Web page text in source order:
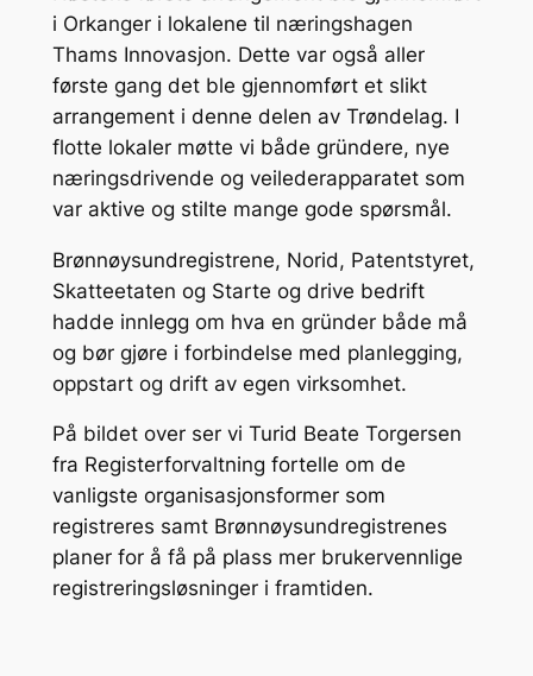
i Orkanger i lokalene til næringshagen
Thams Innovasjon. Dette var også aller
første gang det ble gjennomført et slikt
arrangement i denne delen av Trøndelag. I
flotte lokaler møtte vi både gründere, nye
næringsdrivende og veilederapparatet som
var aktive og stilte mange gode spørsmål.
Brønnøysundregistrene, Norid, Patentstyret,
Skatteetaten og Starte og drive bedrift
hadde innlegg om hva en gründer både må
og bør gjøre i forbindelse med planlegging,
oppstart og drift av egen virksomhet.
På bildet over ser vi Turid Beate Torgersen
fra Registerforvaltning fortelle om de
vanligste organisasjonsformer som
registreres samt Brønnøysundregistrenes
planer for å få på plass mer brukervennlige
registreringsløsninger i framtiden.